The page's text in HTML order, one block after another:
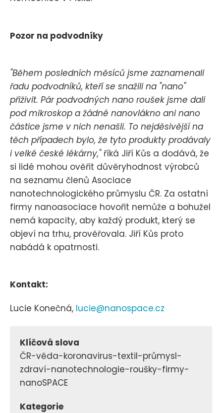
Pozor na podvodníky
"Během posledních měsíců jsme zaznamenali
řadu podvodníků, kteří se snažili na "nano"
přiživit. Pár podvodných nano roušek jsme dali
pod mikroskop a žádné nanovlákno ani nano
částice jsme v nich nenašli. To nejděsivější na
těch případech bylo, že tyto produkty prodávaly
i velké české lékárny,"říká Jiří Kůs a dodává, že
si lidé mohou ověřit důvěryhodnost výrobců
na seznamu členů Asociace
nanotechnologického průmyslu ČR. Za ostatní
firmy nanoasociace hovořit nemůže a bohužel
nemá kapacity, aby každý produkt, který se
objeví na trhu, prověřovala. Jiří Kůs proto
nabádá k opatrnosti.
Kontakt:
Lucie Konečná, lucie@nanospace.cz
Klíčová slova
ČR-věda-koronavirus-textil-průmysl-
zdraví-nanotechnologie-roušky-firmy-
nanoSPACE
Kategorie